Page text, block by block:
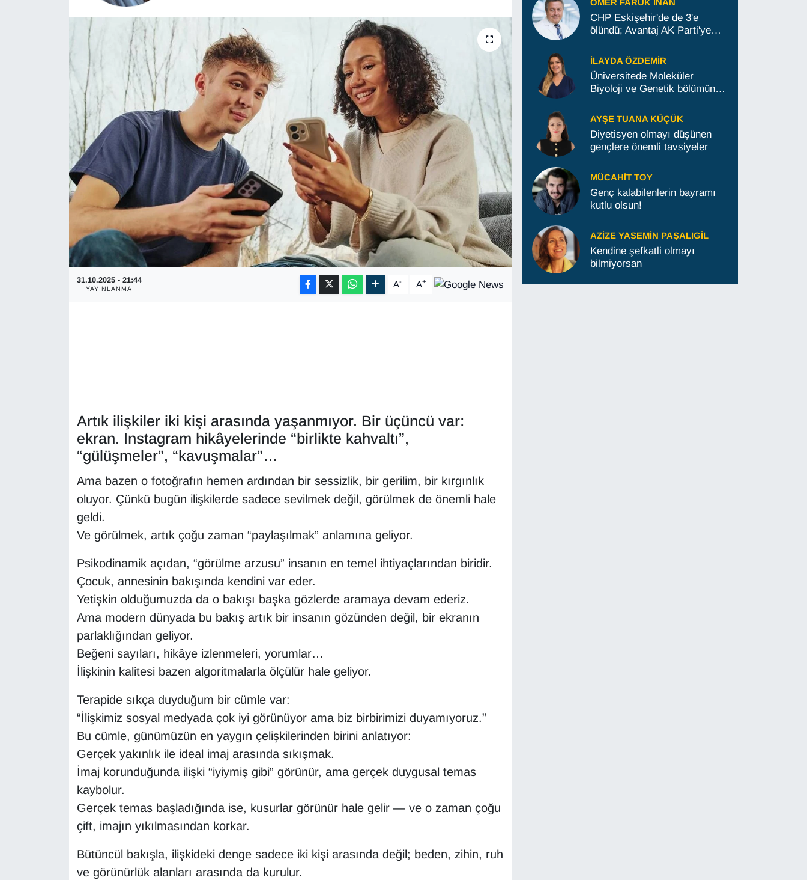
31.10.2025 - 21:44
YAYINLANMA A- A+
Artık ilişkiler iki kişi arasında yaşanmıyor. Bir üçüncü var:
ekran. Instagram hikâyelerinde “birlikte kahvaltı”,
“gülüşmeler”, “kavuşmalar”…
Ama bazen o fotoğrafın hemen ardından bir sessizlik, bir gerilim, bir kırgınlık
oluyor. Çünkü bugün ilişkilerde sadece sevilmek değil, görülmek de önemli hale
geldi.
Ve görülmek, artık çoğu zaman “paylaşılmak” anlamına geliyor.
Psikodinamik açıdan, “görülme arzusu” insanın en temel ihtiyaçlarından biridir.
Çocuk, annesinin bakışında kendini var eder.
Yetişkin olduğumuzda da o bakışı başka gözlerde aramaya devam ederiz.
Ama modern dünyada bu bakış artık bir insanın gözünden değil, bir ekranın
parlaklığından geliyor.
Beğeni sayıları, hikâye izlenmeleri, yorumlar…
İlişkinin kalitesi bazen algoritmalarla ölçülür hale geliyor.
Terapide sıkça duyduğum bir cümle var:
“İlişkimiz sosyal medyada çok iyi görünüyor ama biz birbirimizi duyamıyoruz.”
Bu cümle, günümüzün en yaygın çelişkilerinden birini anlatıyor:
Gerçek yakınlık ile ideal imaj arasında sıkışmak.
İmaj korunduğunda ilişki “iyiymiş gibi” görünür, ama gerçek duygusal temas
kaybolur.
Gerçek temas başladığında ise, kusurlar görünür hale gelir — ve o zaman çoğu
çift, imajın yıkılmasından korkar.
Bütüncül bakışla, ilişkideki denge sadece iki kişi arasında değil; beden, zihin, ruh
ve görünürlük alanları arasında da kurulur.
ÖMER FARUK İNAN
CHP Eskişehir'de de 3'e
ölündü; Avantaj AK Parti'ye
İLAYDA ÖZDEMIR
Üniversitede Moleküler
Biyoloji ve Genetik bölümünü
AYŞE TUANA KÜÇÜK
Diyetisyen olmayı düşünen
gençlere önemli tavsiyeler
MÜCAHIT TOY
Genç kalabilenlerin bayramı
kutlu olsun!
AZIZE YASEMIN PAŞALIGIL
Kendine şefkatli olmayı
bilmiyorsan